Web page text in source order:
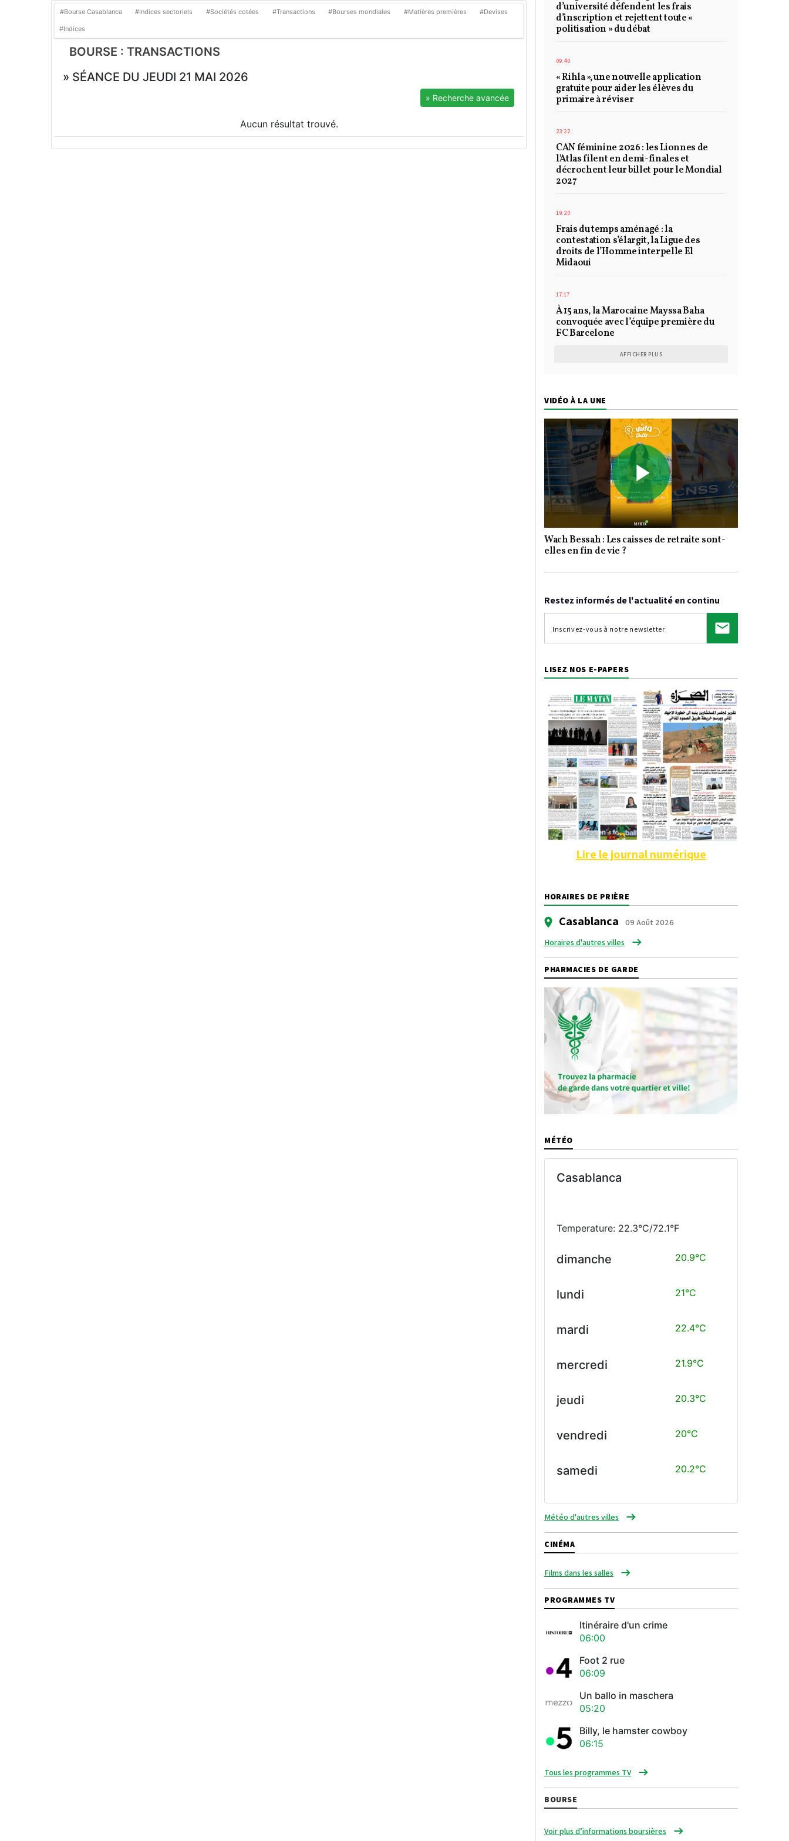
#Bourse Casablanca #Indices sectoriels #Sociétés cotées #Transactions #Bourses mondiales #Matières premières #Devises
#Indices
BOURSE : TRANSACTIONS
» SÉANCE DU JEUDI 21 MAI 2026
» Recherche avancée
Aucun résultat trouvé.
d’université défendent les frais
d’inscription et rejettent toute «
politisation » du débat
09:40
« Rihla », une nouvelle application
gratuite pour aider les élèves du
primaire à réviser
23:22
CAN féminine 2026 : les Lionnes de
l'Atlas filent en demi-finales et
décrochent leur billet pour le Mondial
2027
19:20
Frais du temps aménagé : la
contestation s’élargit, la Ligue des
droits de l’Homme interpelle El
Midaoui
17:17
À 15 ans, la Marocaine Mayssa Baha
convoquée avec l’équipe première du
FC Barcelone
AFFICHER PLUS
VIDÉO À LA UNE
Play
Wach Bessah : Les caisses de retraite sont-
elles en fin de vie ?
Restez informés de l'actualité en continu
LISEZ NOS E-PAPERS
Lire le journal numérique
HORAIRES DE PRIÈRE
Casablanca
09 Août 2026
Horaires d'autres villes
PHARMACIES DE GARDE
MÉTÉO
Casablanca
Temperature: 22.3°C/72.1°F
dimanche 20.9°C
lundi 21°C
mardi 22.4°C
mercredi 21.9°C
jeudi 20.3°C
vendredi 20°C
samedi 20.2°C
Météo d'autres villes
CINÉMA
Films dans les salles
PROGRAMMES TV
Itinéraire d'un crime
06:00
Foot 2 rue
06:09
Un ballo in maschera
05:20
Billy, le hamster cowboy
06:15
Tous les programmes TV
BOURSE
Voir plus d’informations boursières